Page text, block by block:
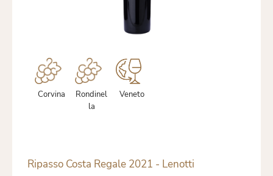
Corvina
Rondinel
la
Veneto
Ripasso Costa Regale 2021 - Lenotti